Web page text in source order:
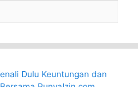
Dulu Keuntungan dan